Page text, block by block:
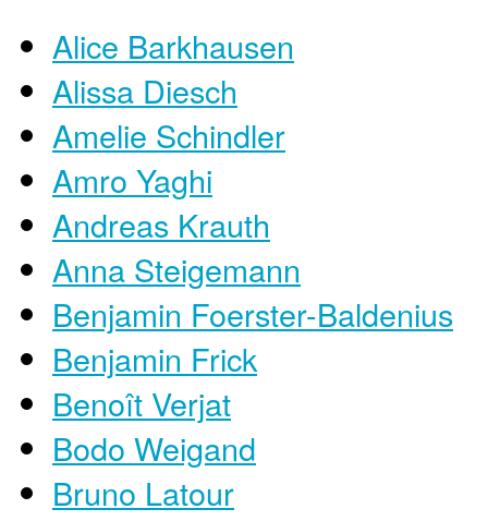
Alice Barkhausen
Alissa Diesch
Amelie Schindler
Amro Yaghi
Andreas Krauth
Anna Steigemann
Benjamin Foerster-Baldenius
Benjamin Frick
Benoît Verjat
Bodo Weigand
Bruno Latour